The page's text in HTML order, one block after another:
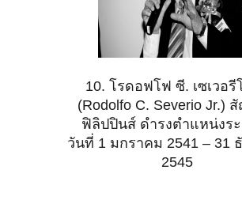
10. โรดอฟโฟ ซี. เซเวอรี
(Rodolfo C. Severio Jr.)
ฟิลิปปินส์ ดำรงตำแหน่งร
วันที่ 1 มกราคม 2541 – 31
2545